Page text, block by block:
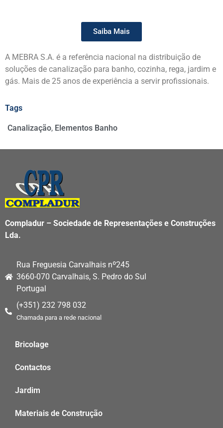
Saiba Mais
A MEBRA S.A. é a referência nacional na distribuição de
soluções de canalização para banho, cozinha, rega, jardim e
gás. Mais de 25 anos de experiência a servir profissionais.
Tags
Canalização, Elementos Banho
Compladur – Sociedade de Representações e Construções
Lda.
Rua Freguesia Carvalhais nº245
3660-070 Carvalhais, S. Pedro do Sul
Portugal
(+351) 232 798 032
Chamada para a rede nacional
Bricolage
Contactos
Jardim
Materiais de Construção